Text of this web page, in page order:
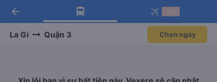
Tải app Vexere ngay!
Nhận ưu đãi thành viên độc
Mở app
Tải app Vexere
-30k/ghế khi đặt vé máy bay qua
Mở app
arrow_back
La Gi Quận 3 Chọn ngày